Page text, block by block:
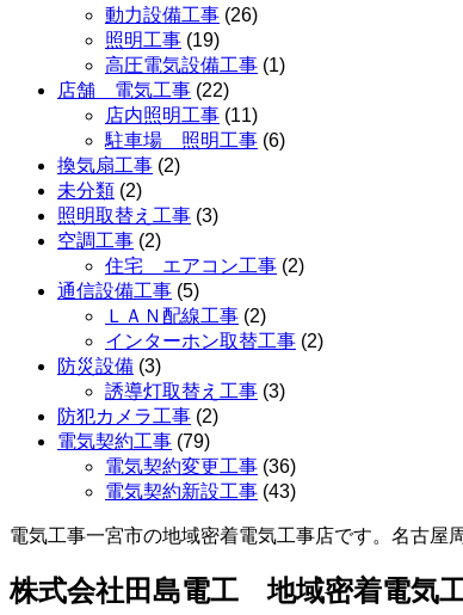
動力設備工事 (26)
照明工事 (19)
高圧電気設備工事 (1)
店舗 電気工事 (22)
店内照明工事 (11)
駐車場 照明工事 (6)
換気扇工事 (2)
未分類 (2)
照明取替え工事 (3)
空調工事 (2)
住宅 エアコン工事 (2)
通信設備工事 (5)
ＬＡＮ配線工事 (2)
インターホン取替工事 (2)
防災設備 (3)
誘導灯取替え工事 (3)
防犯カメラ工事 (2)
電気契約工事 (79)
電気契約変更工事 (36)
電気契約新設工事 (43)
電気工事一宮市の地域密着電気工事店です。名古屋
株式会社田島電工 地域密着電気